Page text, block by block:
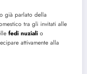
già parlato della
tra gli invitati alle
fedi nuziali o
attivamente alla